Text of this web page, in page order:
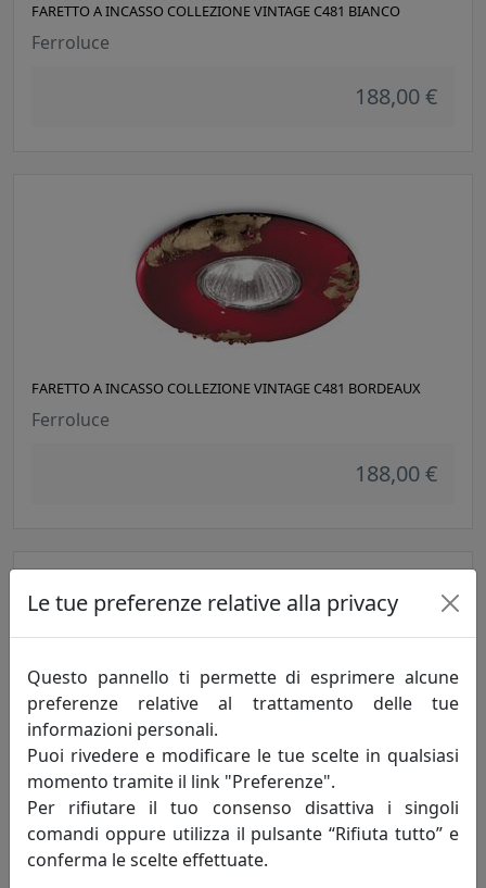
FARETTO A INCASSO COLLEZIONE VINTAGE C481 BIANCO
Ferroluce
188,00 €
FARETTO A INCASSO COLLEZIONE VINTAGE C481 BORDEAUX
Ferroluce
188,00 €
FARETTO A INCASSO COLLEZIONE VINTAGE C481 NERO
Ferroluce
Le tue preferenze relative alla privacy
Questo pannello ti permette di esprimere alcune
preferenze relative al trattamento delle tue
informazioni personali.
Puoi rivedere e modificare le tue scelte in qualsiasi
momento tramite il link "Preferenze".
Per rifiutare il tuo consenso disattiva i singoli
comandi oppure utilizza il pulsante “Rifiuta tutto” e
conferma le scelte effettuate.